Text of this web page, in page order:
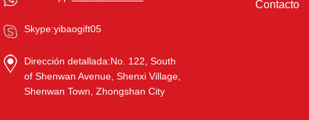
Skype:yibaogift05
Dirección detallada:No. 122, South
of Shenwan Avenue, Shenxi Village,
Shenwan Town, Zhongshan City
Contacto